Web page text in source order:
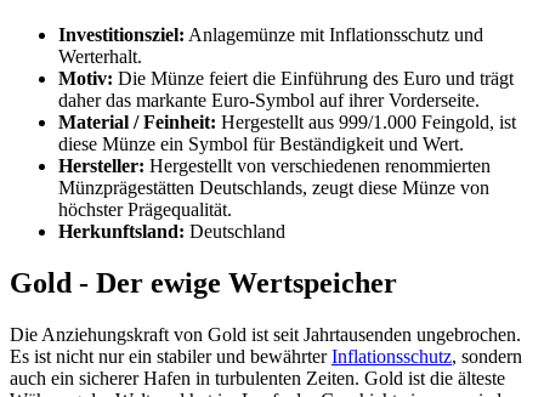
Investitionsziel: Anlagemünze mit Inflationsschutz und
Werterhalt.
Motiv: Die Münze feiert die Einführung des Euro und trägt
daher das markante Euro-Symbol auf ihrer Vorderseite.
Material / Feinheit: Hergestellt aus 999/1.000 Feingold, ist
diese Münze ein Symbol für Beständigkeit und Wert.
Hersteller: Hergestellt von verschiedenen renommierten
Münzprägestätten Deutschlands, zeugt diese Münze von
höchster Prägequalität.
Herkunftsland: Deutschland
Gold - Der ewige Wertspeicher
Die Anziehungskraft von Gold ist seit Jahrtausenden ungebrochen.
Es ist nicht nur ein stabiler und bewährterInflationsschutz, sondern
auch ein sicherer Hafen in turbulenten Zeiten. Gold ist die älteste